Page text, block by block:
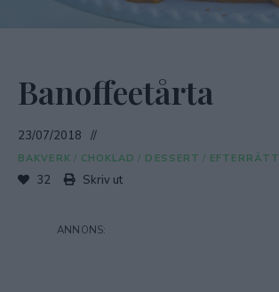
Banoffeetårta
23/07/2018
BAKVERK / CHOKLAD / DESSERT / EFTERRÄTT
32 Skriv ut